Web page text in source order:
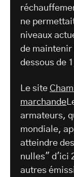
ne
niveaux
de
dessous de
Le site
marchande
armateurs,
mondiale,
atteindre
nulles" d'ici
autres